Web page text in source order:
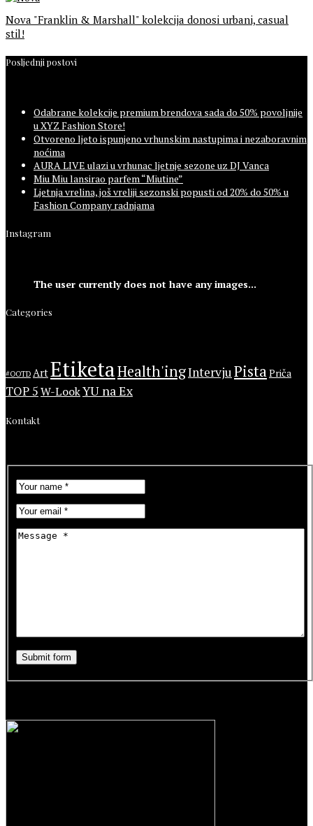
Nova "Franklin & Marshall" kolekcija donosi urbani, casual
stil!
Posljednji postovi
Odabrane kolekcije premium brendova sada do 50% povoljnije
u XYZ Fashion Store!
Otvoreno ljeto ispunjeno vrhunskim nastupima i nezaboravnim
noćima
AURA LIVE ulazi u vrhunac ljetnje sezone uz DJ Vanca
Miu Miu lansirao parfem “Miutine”
Ljetnja vrelina, još vreliji sezonski popusti od 20% do 50% u
Fashion Company radnjama
Instagram
The user currently does not have any images...
Categories
#OOTD ArtEtiketaHealth'ingIntervjuPistaPriča
TOP 5W-LookYU na Ex
Kontakt